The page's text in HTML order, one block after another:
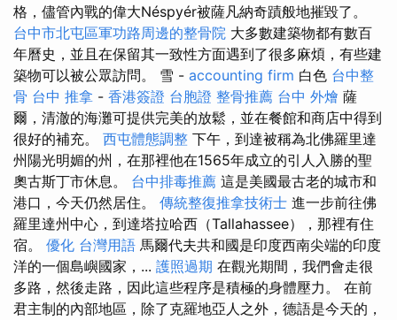
格，儘管內戰的偉大Néspyér被薩凡納奇蹟般地摧毀了。
台中市北屯區軍功路周邊的整骨院 大多數建築物都有數百
年曆史，並且在保留其一致性方面遇到了很多麻煩，有些建
築物可以被公眾訪問。 雪 - accounting firm 白色 台中整
骨 台中 推拿 - 香港簽證 台胞證 整骨推薦 台中 外燴 薩
爾，清澈的海灘可提供完美的放鬆，並在餐館和商店中得到
很好的補充。 西屯體態調整 下午，到達被稱為北佛羅里達
州陽光明媚的州，在那裡他在1565年成立的引人入勝的聖
奧古斯丁市休息。 台中排毒推薦 這是美國最古老的城市和
港口，今天仍然居住。 傳統整復推拿技術士 進一步前往佛
羅里達州中心，到達塔拉哈西（Tallahassee），那裡有住
宿。 優化 台灣用語 馬爾代夫共和國是印度西南尖端的印度
洋的一個島嶼國家，... 護照過期 在觀光期間，我們會走很
多路，然後走路，因此這些程序是積極的身體壓力。 在前
君主制的內部地區，除了克羅地亞人之外，德語是今天的，